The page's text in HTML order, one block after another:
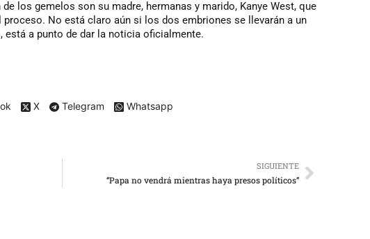
los gemelos son su madre, hermanas y marido, Kanye West, que
No está claro aún si los dos embriones se llevarán a un
está a punto de dar la noticia oficialmente.
X Telegram Whatsapp
SIGUIENTE
“Papa no vendrá mientras haya presos políticos”